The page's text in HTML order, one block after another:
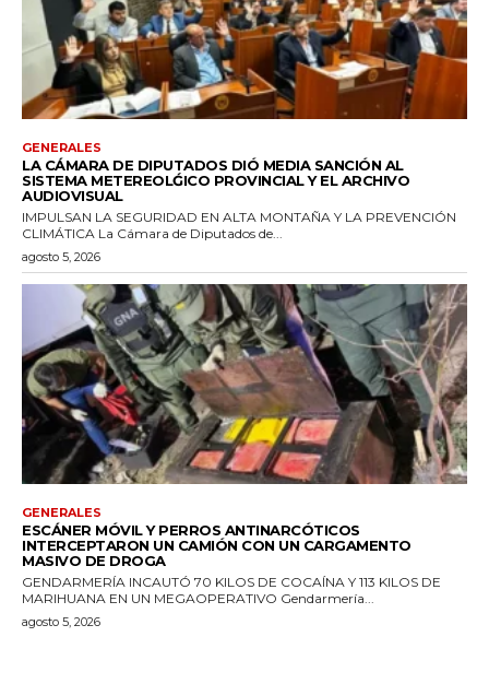
GENERALES
LA CÁMARA DE DIPUTADOS DIÓ MEDIA SANCIÓN AL
SISTEMA METEREOLǴICO PROVINCIAL Y EL ARCHIVO
AUDIOVISUAL
IMPULSAN LA SEGURIDAD EN ALTA MONTAÑA Y LA PREVENCIÓN
CLIMÁTICA La Cámara de Diputados de...
agosto 5, 2026
GENERALES
ESCÁNER MÓVIL Y PERROS ANTINARCÓTICOS
INTERCEPTARON UN CAMIÓN CON UN CARGAMENTO
MASIVO DE DROGA
GENDARMERÍA INCAUTÓ 70 KILOS DE COCAÍNA Y 113 KILOS DE
MARIHUANA EN UN MEGAOPERATIVO Gendarmería...
agosto 5, 2026